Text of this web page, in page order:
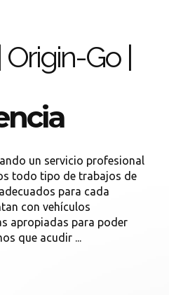
Go |
un servicio profesional
todo tipo de trabajos de
para cada
con vehículos
apropiadas para poder
que acudir ...